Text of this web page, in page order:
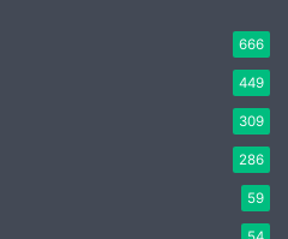
666
449
309
286
59